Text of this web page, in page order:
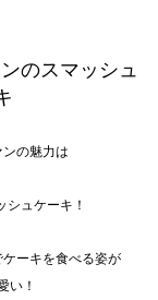
のスマッシュ
の魅力は
シュケーキ！
ーキを食べる姿が
い！